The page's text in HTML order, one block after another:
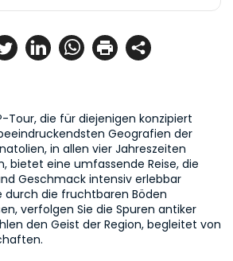
Tour, die für diejenigen konzipiert
Geografien der
in allen vier Jahreszeiten
bietet eine umfassende Reise, die
Geschmack intensiv erlebbar
durch die fruchtbaren Böden
verfolgen Sie die Spuren antiker
den Geist der Region, begleitet von